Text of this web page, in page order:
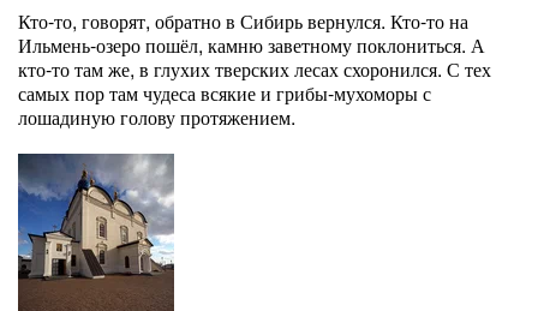
Кто-то, говорят, обратно в Сибирь вернулся. Кто-то на
Ильмень-озеро пошёл, камню заветному поклониться. А
кто-то там же, в глухих тверских лесах схоронился. С тех
самых пор там чудеса всякие и грибы-мухоморы с
лошадиную голову протяжением.